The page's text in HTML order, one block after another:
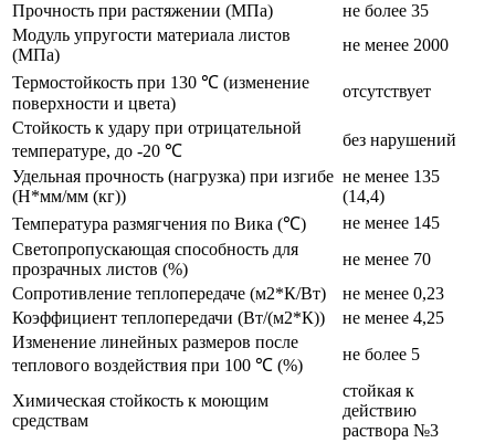
Прочность при растяжении (МПа)
не более 35
Модуль упругости материала листов
(МПа)
не менее 2000
Термостойкость при 130 ℃ (изменение
поверхности и цвета)
отсутствует
Стойкость к удару при отрицательной
температуре, до -20 ℃
без нарушений
Удельная прочность (нагрузка) при изгибе
(Н*мм/мм (кг))
не менее 135
(14,4)
Температура размягчения по Вика (℃)
не менее 145
Светопропускающая способность для
прозрачных листов (%)
не менее 70
Сопротивление теплопередаче (м2*К/Вт)
не менее 0,23
Коэффициент теплопередачи (Вт/(м2*К))
не менее 4,25
Изменение линейных размеров после
теплового воздействия при 100 ℃ (%)
не более 5
Химическая стойкость к моющим
средствам
стойкая к
действию
раствора №3